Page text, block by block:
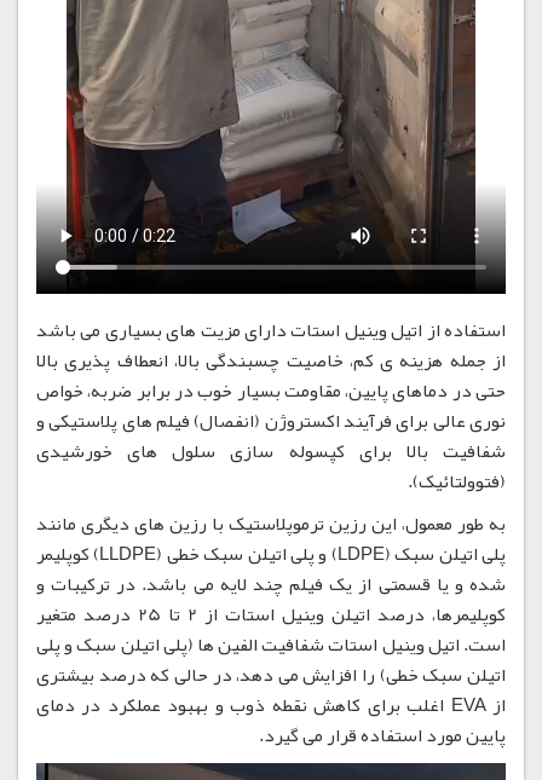
استفاده از اتیل وینیل استات دارای مزیت های بسیاری می باشد
از جمله هزینه ی کم، خاصیت چسبندگی بالا، انعطاف پذیری بالا
حتی در دماهای پایین، مقاومت بسیار خوب در برابر ضربه، خواص
نوری عالی برای فرآیند اکستروژن (انفصال) فیلم های پلاستیکی و
شفافیت بالا برای کپسوله سازی سلول های خورشیدی
(فتوولتائیک).
به طور معمول، این رزین ترموپلاستیک با رزین های دیگری مانند
پلی اتیلن سبک (LDPE) و پلی اتیلن سبک خطی (LLDPE) کوپلیمر
شده و یا قسمتی از یک فیلم چند لایه می باشد. در ترکیبات و
کوپلیمرها، درصد اتیلن وینیل استات از 2 تا 25 درصد متغیر
است. اتیل وینیل استات شفافیت الفین ها (پلی اتیلن سبک و پلی
اتیلن سبک خطی) را افزایش می دهد، در حالی که درصد بیشتری
از EVA اغلب برای کاهش نقطه ذوب و بهبود عملکرد در دمای
پایین مورد استفاده قرار می گیرد.